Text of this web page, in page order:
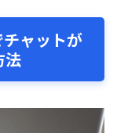
ャットが
法